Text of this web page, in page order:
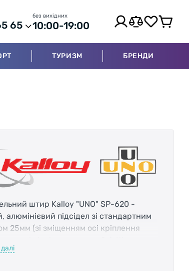
65
без вихідних
10:00-19:00
ТУРИЗМ БРЕНДИ
штир Kalloy "UNO" SP-620 -
алюмінієвий підсідел зі стандартним
25мм (зі зміщенням осі кріплення
кріплення.